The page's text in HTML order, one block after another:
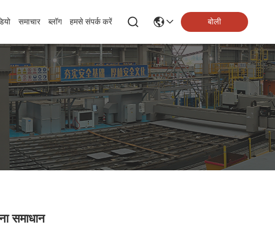
समाचार ब्लॉग हमसे संपर्क करें बोली
समाधान